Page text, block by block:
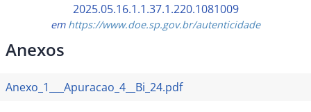
2025.05.16.1.1.37.1.220.1081009
emhttps://www.doe.sp.gov.br/autenticidade
Anexos
Anexo_1___Apuracao_4__Bi_24.pdf